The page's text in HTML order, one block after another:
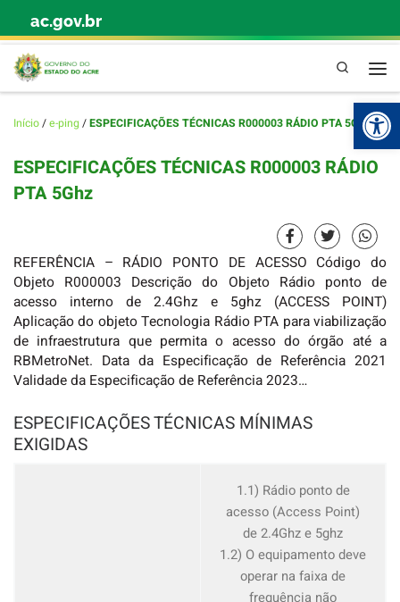
Skip to content
ac.gov.br
Pesquisa
Início/e-ping /ESPECIFICAÇÕES TÉCNICAS R000003 RÁDIO PTA 5Ghz
ESPECIFICAÇÕES TÉCNICAS R000003 RÁDIO
PTA 5Ghz
REFERÊNCIA – RÁDIO PONTO DE ACESSO Código do
Objeto R000003 Descrição do Objeto Rádio ponto de
acesso interno de 2.4Ghz e 5ghz (ACCESS POINT)
Aplicação do objeto Tecnologia Rádio PTA para viabilização
de infraestrutura que permita o acesso do órgão até a
RBMetroNet. Data da Especificação de Referência 2021
Validade da Especificação de Referência 2023…
ESPECIFICAÇÕES TÉCNICAS MÍNIMAS
EXIGIDAS
1.1) Rádio ponto de
acesso (Access Point)
de 2.4Ghz e 5ghz
1.2) O equipamento deve
operar na faixa de
frequência não